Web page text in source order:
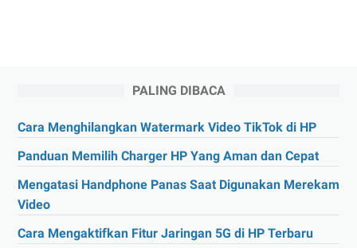
PALING DIBACA
Cara Menghilangkan Watermark Video TikTok di HP
Panduan Memilih Charger HP Yang Aman dan Cepat
Mengatasi Handphone Panas Saat Digunakan Merekam
Video
Cara Mengaktifkan Fitur Jaringan 5G di HP Terbaru